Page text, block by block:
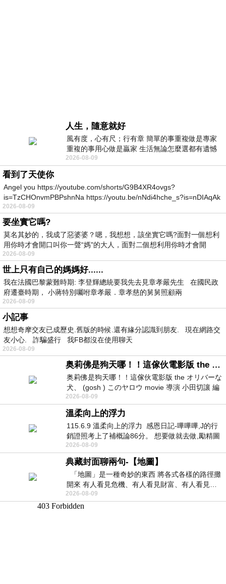
人生，隨意就好
風有度，心有尺；行有章 簡單的事重複做是專家
重複的事用心做是贏家 生活無論怎麼選都有遺憾
所以開心就好 生活不會辜負認真
2026-08-09
看到了天使你
Angel you https://youtube.com/shorts/G9B4XR4ovgs?
is=TzCHOnvmPBPshnNa https://youtu.be/nNdi4hche_s?is=nDIAqAk
2026-08-09
要坐實它嗎?
莫名其妙的，我成了惡婆婆？嗯，我想想，該坐實它嗎?面對一個想利
用你時才會開口叫你一聲“媽"的大人，面對二個想利用你時才會開
2026-08-09
世上只有自己的媽媽好......
我在法國巴黎蒙難時期: 李登輝總統要我先去見章孝嚴先生 在國民政
府遷臺時期， 小蔣特別囑咐章孝嚴．章孝慈的舅舅照顧兩
2026-08-09
小記事
想想奇摩交友已成歷史.舊版的時候.還有緣分認識到朋友. 現在網路交
友小心. 詐騙盛行 我FB都沒在使用聊天
2026-08-09
奥莉佛是狗天哪！！這傢伙電影版 the オリバーな犬、 (gosh ) このヤロウ movie
奥莉佛是狗天哪！！這傢伙電影版 the オリバーな
犬、 (gosh ) このヤロウ movie 導演 小田切讓 編
劇: 小田切讓 主演: 小田切讓
2026-08-09
溫柔向上的浮力
115.6.9 溫柔向上的浮力 感恩日記-嗶嗶嗶,J的行
銷證照考上了補概論86分。 想要做就去做,勵精圖
治大成功,也是表法,堅持和努力
2026-08-09
典藏封面聊兩句-【地圖】
「地圖」是一種奇妙的東西 將各式各樣的路徑攤
開來 有人看見危機、有人看見財富、有人看見…
從中可以發掘出不同的
2026-08-09